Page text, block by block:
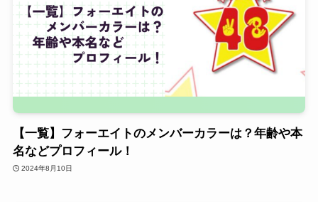
【一覧】フォーエイトのメンバーカラーは？年齢や本
名などプロフィール！
2024年8月10日